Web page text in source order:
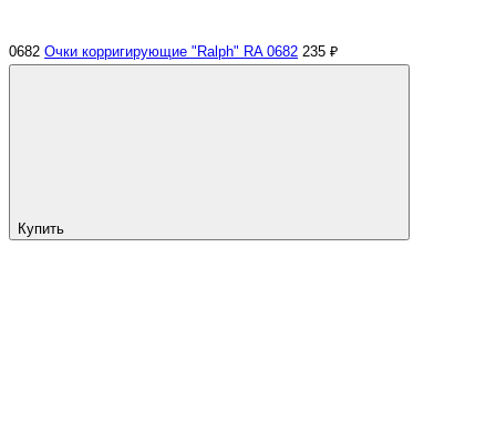
0682 Очки корригирующие "Ralph" RA 0682 235 ₽
Купить